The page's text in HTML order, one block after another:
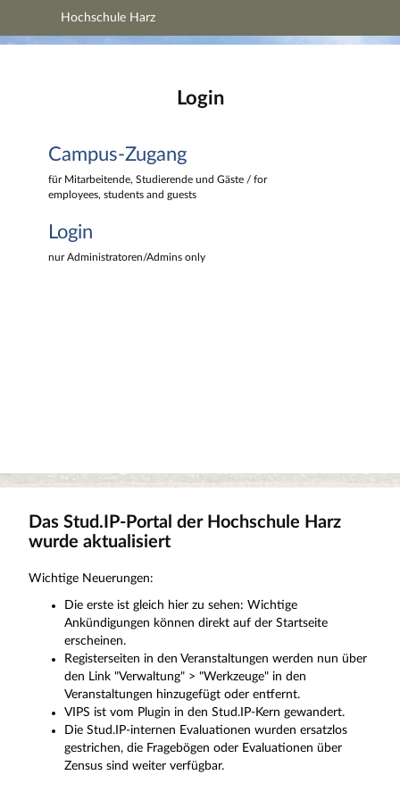
Hauptnavigation
Fußzeile
Hochschule Harz
Login
Campus-Zugang
für Mitarbeitende, Studierende und Gäste / for
employees, students and guests
Login
nur Administratoren/Admins only
Das Stud.IP-Portal der Hochschule Harz
wurde aktualisiert
Wichtige Neuerungen:
Die erste ist gleich hier zu sehen: Wichtige
Ankündigungen können direkt auf der Startseite
erscheinen.
Registerseiten in den Veranstaltungen werden nun über
den Link "Verwaltung" > "Werkzeuge" in den
Veranstaltungen hinzugefügt oder entfernt.
VIPS ist vom Plugin in den Stud.IP-Kern gewandert.
Die Stud.IP-internen Evaluationen wurden ersatzlos
gestrichen, die Fragebögen oder Evaluationen über
Zensus sind weiter verfügbar.